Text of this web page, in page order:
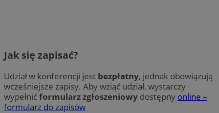
Jak się zapisać?
Udział w konferencji jest bezpłatny, jednak obowiązują
wcześniejsze zapisy. Aby wziąć udział, wystarczy
wypełnićformularz zgłoszeniowy dostępny online –
formularz do zapisów